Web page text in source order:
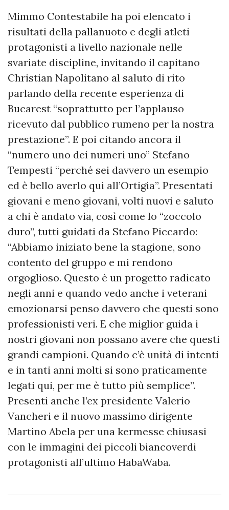
Mimmo Contestabile ha poi elencato i
risultati della pallanuoto e degli atleti
protagonisti a livello nazionale nelle
svariate discipline, invitando il capitano
Christian Napolitano al saluto di rito
parlando della recente esperienza di
Bucarest “soprattutto per l’applauso
ricevuto dal pubblico rumeno per la nostra
prestazione”. E poi citando ancora il
“numero uno dei numeri uno” Stefano
Tempesti “perché sei davvero un esempio
ed è bello averlo qui all’Ortigia”. Presentati
giovani e meno giovani, volti nuovi e saluto
a chi è andato via, così come lo “zoccolo
duro”, tutti guidati da Stefano Piccardo:
“Abbiamo iniziato bene la stagione, sono
contento del gruppo e mi rendono
orgoglioso. Questo è un progetto radicato
negli anni e quando vedo anche i veterani
emozionarsi penso davvero che questi sono
professionisti veri. E che miglior guida i
nostri giovani non possano avere che questi
grandi campioni. Quando c’è unità di intenti
e in tanti anni molti si sono praticamente
legati qui, per me è tutto più semplice”.
Presenti anche l’ex presidente Valerio
Vancheri e il nuovo massimo dirigente
Martino Abela per una kermesse chiusasi
con le immagini dei piccoli biancoverdi
protagonisti all’ultimo HabaWaba.